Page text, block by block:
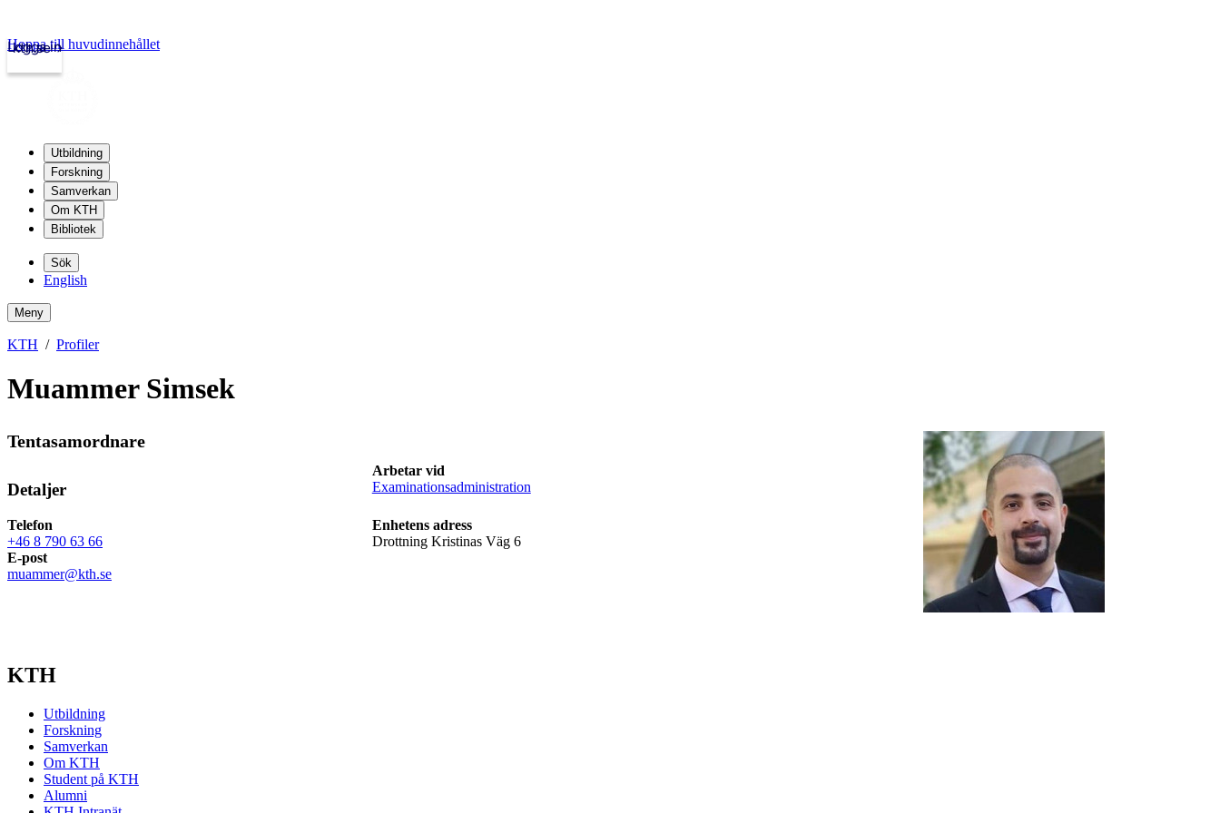
kth.se
Logga in
Hoppa till huvudinnehållet
Utbildning
Forskning
Samverkan
Om KTH
Bibliotek
Sök
English
Meny
KTH Profiler
Muammer Simsek
Tentasamordnare
Detaljer
Arbetar vid
Examinationsadministration
Telefon
+46 8 790 63 66
Enhetens adress
Drottning Kristinas Väg 6
E-post
muammer@kth.se
KTH
Utbildning
Forskning
Samverkan
Om KTH
Student på KTH
Alumni